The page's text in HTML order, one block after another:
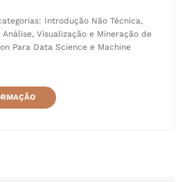
Introdução Não Técnica,
Visualização e Mineração de
Para Data Science e Machine